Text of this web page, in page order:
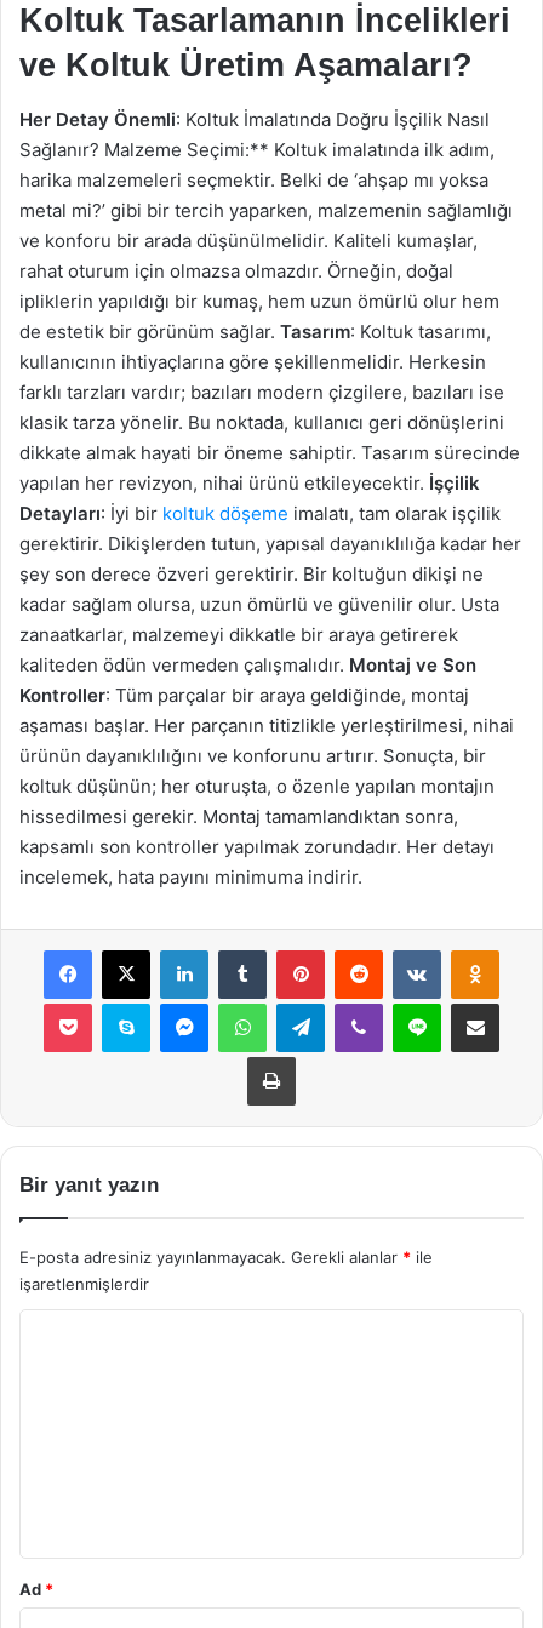
Koltuk Tasarlamanın İncelikleri
ve Koltuk Üretim Aşamaları?
Her Detay Önemli: Koltuk İmalatında Doğru İşçilik Nasıl
Sağlanır? Malzeme Seçimi:** Koltuk imalatında ilk adım,
harika malzemeleri seçmektir. Belki de ‘ahşap mı yoksa
metal mi?’ gibi bir tercih yaparken, malzemenin sağlamlığı
ve konforu bir arada düşünülmelidir. Kaliteli kumaşlar,
rahat oturum için olmazsa olmazdır. Örneğin, doğal
ipliklerin yapıldığı bir kumaş, hem uzun ömürlü olur hem
de estetik bir görünüm sağlar. Tasarım: Koltuk tasarımı,
kullanıcının ihtiyaçlarına göre şekillenmelidir. Herkesin
farklı tarzları vardır; bazıları modern çizgilere, bazıları ise
klasik tarza yönelir. Bu noktada, kullanıcı geri dönüşlerini
dikkate almak hayati bir öneme sahiptir. Tasarım sürecinde
yapılan her revizyon, nihai ürünü etkileyecektir. İşçilik
Detayları: İyi bir koltuk döşeme imalatı, tam olarak işçilik
gerektirir. Dikişlerden tutun, yapısal dayanıklılığa kadar her
şey son derece özveri gerektirir. Bir koltuğun dikişi ne
kadar sağlam olursa, uzun ömürlü ve güvenilir olur. Usta
zanaatkarlar, malzemeyi dikkatle bir araya getirerek
kaliteden ödün vermeden çalışmalıdır. Montaj ve Son
Kontroller: Tüm parçalar bir araya geldiğinde, montaj
aşaması başlar. Her parçanın titizlikle yerleştirilmesi, nihai
ürünün dayanıklılığını ve konforunu artırır. Sonuçta, bir
koltuk düşünün; her oturuşta, o özenle yapılan montajın
hissedilmesi gerekir. Montaj tamamlandıktan sonra,
kapsamlı son kontroller yapılmak zorundadır. Her detayı
incelemek, hata payını minimuma indirir.
Facebook
X LinkedInTumblr PinterestReddit VKontakte
Pocket Skype MessengerWhatsAppTelegramViber Line E-Posta ile
Yazdır
Bir yanıt yazın
E-posta adresiniz yayınlanmayacak. Gerekli alanlar * ile
işaretlenmişlerdir
Ad *